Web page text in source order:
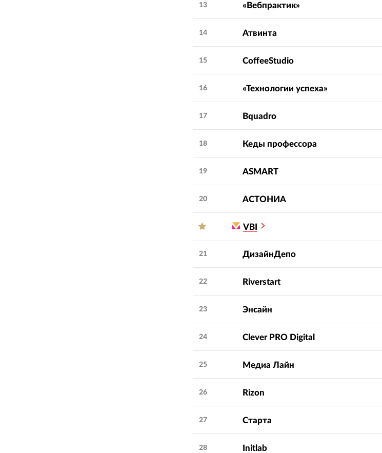
13 «Вебпрактик»
14 Атвинта
15 CoffeeStudio
16 «Технологии успеха»
17 Bquadro
18 Кеды профессора
19 ASMART
20 АСТОНИА
VBI
21 ДизайнДепо
22 Riverstart
23 Энсайн
24 Clever PRO Digital
25 Медиа Лайн
26 Rizon
27 Старта
28 Initlab